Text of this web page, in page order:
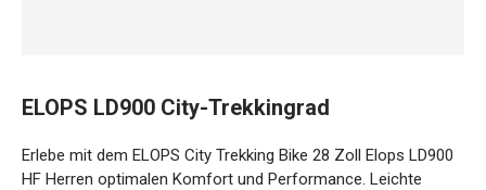
LD900 HF Herren optimalen Komfort und Performance.